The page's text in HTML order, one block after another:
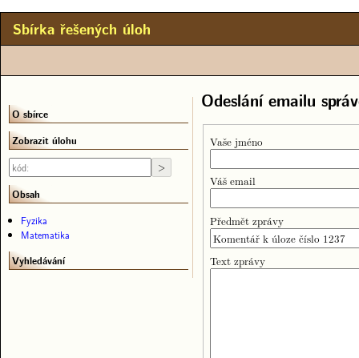
Sbírka řešených úloh
Odeslání emailu
Vaše jméno
Váš email
Předmět zprávy
Text zprávy
O sbírce
Zobrazit úlohu
Obsah
Fyzika
Matematika
Vyhledávání